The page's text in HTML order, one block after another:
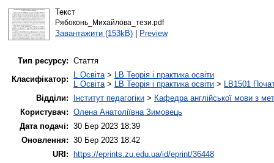
Текст
Рябоконь_Михайлова_тези.pdf
Завантажити (153kB)| Preview
Тип ресурсу: Стаття
Класифікатор:
L Освіта> LB Теорія і практика освіти
L Освіта> LB Теорія і практика освіти > LB1501
Відділи:
Інститут педагогіки > Кафедра англійської мови з
Користувач: Олена Анатоліївна Зимовець
Дата подачі: 30 Бер 2023 18:39
Оновлення: 30 Бер 2023 18:42
URI:
https://eprints.zu.edu.ua/id/eprint/36448